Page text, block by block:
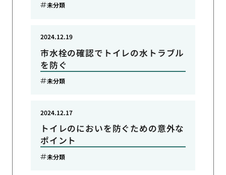
未分類
市水栓の確認でトイレの水トラブル
を防ぐ
2024.12.19
未分類
トイレのにおいを防ぐための意外な
ポイント
2024.12.17
未分類